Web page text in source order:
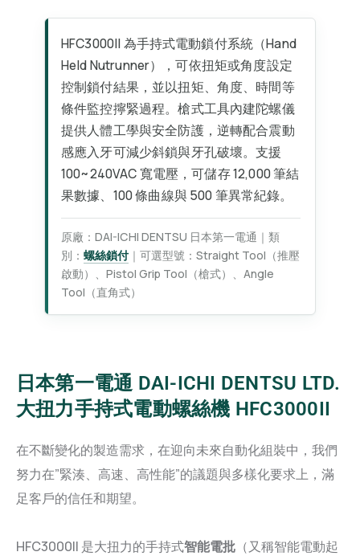
HFC3000II 為手持式電動鎖付系統（Hand
Held Nutrunner），可依扭矩或角度設定
控制鎖付結果，並以扭矩、角度、時間等
條件監控擰緊過程。槍式工具內建陀螺儀
提供人體工學與安全防護，逆轉配合震動
感應入牙可減少斜鎖與牙孔破壞。支援
100~240VAC 寬電壓，可儲存 12,000 筆結
果數據、100 條曲線與 500 筆異常紀錄。
原廠：DAI-ICHI DENTSU 日本第一電通｜類
別： 螺絲鎖付｜可選型號：Straight Tool（推壓
啟動）、Pistol Grip Tool（槍式）、Angle
Tool（直角式）
日本第一電通 DAI-ICHI DENTSU LTD.
大扭力手持式電動螺絲機 HFC3000II
在不斷變化的製造需求，在迎向未來自動化組裝中，我們
努力在”緊湊、高速、高性能”的議題與多樣化要求上，滿
足客戶的信任和期望。
HFC3000II 是大扭力的手持式智能電批 （又稱智能電動起